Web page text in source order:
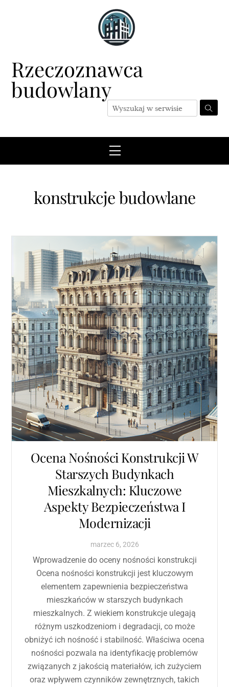
Rzeczoznawca
budowlany
Menu
konstrukcje budowlane
Ocena Nośności Konstrukcji W
Starszych Budynkach
Mieszkalnych: Kluczowe
Aspekty Bezpieczeństwa I
Modernizacji
marzec 6, 2026
Wprowadzenie do oceny nośności konstrukcji
Ocena nośności konstrukcji jest kluczowym
elementem zapewnienia bezpieczeństwa
mieszkańców w starszych budynkach
mieszkalnych. Z wiekiem konstrukcje ulegają
różnym uszkodzeniom i degradacji, co może
obniżyć ich nośność i stabilność. Właściwa ocena
nośności pozwala na identyfikację problemów
związanych z jakością materiałów, ich zużyciem
oraz wpływem czynników zewnętrznych, takich